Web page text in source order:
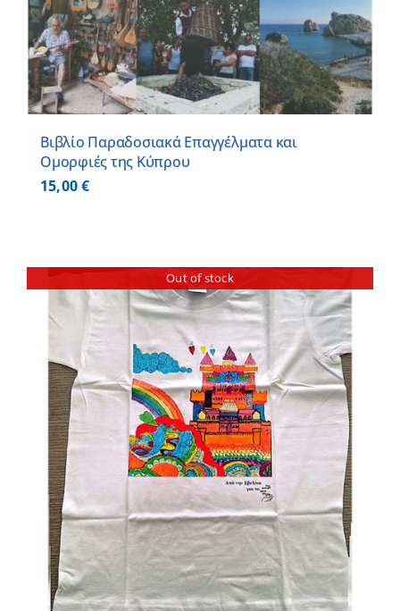
Βιβλίο Παραδοσιακά Επαγγέλματα και
Ομορφιές της Κύπρου
15,00€
Out of stock